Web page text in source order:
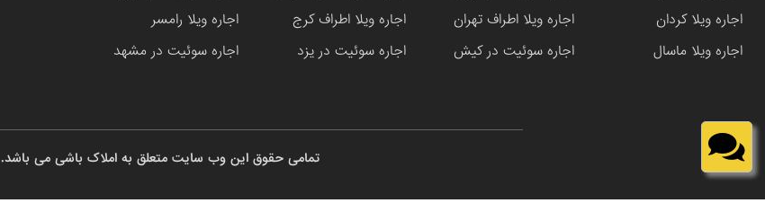
اجاره ویلا کردان
اجاره ویلا اطراف تهران اجاره ویلا اطراف کرج
اجاره ویلا رامسر
اجاره ویلا ماسال
اجاره سوئیت در کیش اجاره سوئیت در یزد اجاره سوئیت در مشهد
تمامی حقوق این وب سایت متعلق به املاک باشی می باشد.